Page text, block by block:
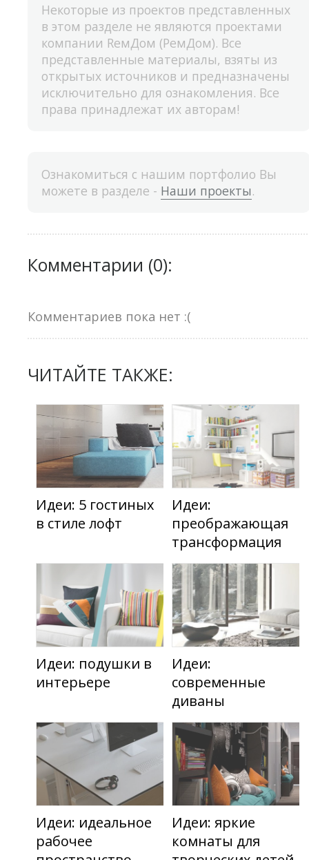
Некоторые из проектов представленных
в этом разделе не являются проектами
компании RемДом (РемДом). Все
представленные материалы, взяты из
открытых источников и предназначены
исключительно для ознакомления. Все
права принадлежат их авторам!
Ознакомиться с нашим портфолио Вы
можете в разделе - Наши проекты.
Комментарии (0):
Комментариев пока нет :(
ЧИТАЙТЕ ТАКЖЕ:
Идеи: 5 гостиных
в стиле лофт
Идеи:
преображающая
трансформация
Идеи: подушки в
интерьере
Идеи:
современные
диваны
Идеи: идеальное
рабочее
Идеи: яркие
комнаты для